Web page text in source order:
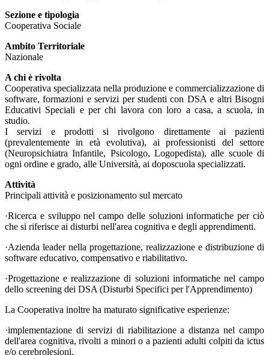
Sezione e tipologia
Cooperativa Sociale
Ambito Territoriale
Nazionale
A chi è rivolta
Cooperativa specializzata nella produzione e commercializzazione di
software, formazioni e servizi per studenti con DSA e altri Bisogni
Educativi Speciali e per chi lavora con loro a casa, a scuola, in
studio.
I servizi e prodotti si rivolgono direttamente ai pazienti
(prevalentemente in età evolutiva), ai professionisti del settore
(Neuropsichiatra Infantile, Psicologo, Logopedista), alle scuole di
ogni ordine e grado, alle Università, ai doposcuola specializzati.
Attività
Principali attività e posizionamento sul mercato
·Ricerca e sviluppo nel campo delle soluzioni informatiche per ciò
che si riferisce ai disturbi nell'area cognitiva e degli apprendimenti.
·Azienda leader nella progettazione, realizzazione e distribuzione di
software educativo, compensativo e riabilitativo.
·Progettazione e realizzazione di soluzioni informatiche nel campo
dello screening dei DSA (Disturbi Specifici per l'Apprendimento)
La Cooperativa inoltre ha maturato significative esperienze:
·implementazione di servizi di riabilitazione a distanza nel campo
dell'area cognitiva, rivolti a minori o a pazienti adulti colpiti da ictus
e/o cerebrolesioni.